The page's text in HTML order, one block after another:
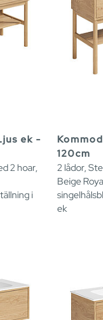
ek -
2 hoar,
i
120cm
2 lådor,
Beige
ek